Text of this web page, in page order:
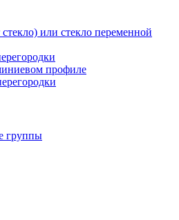
или стекло переменной
профиле
группы